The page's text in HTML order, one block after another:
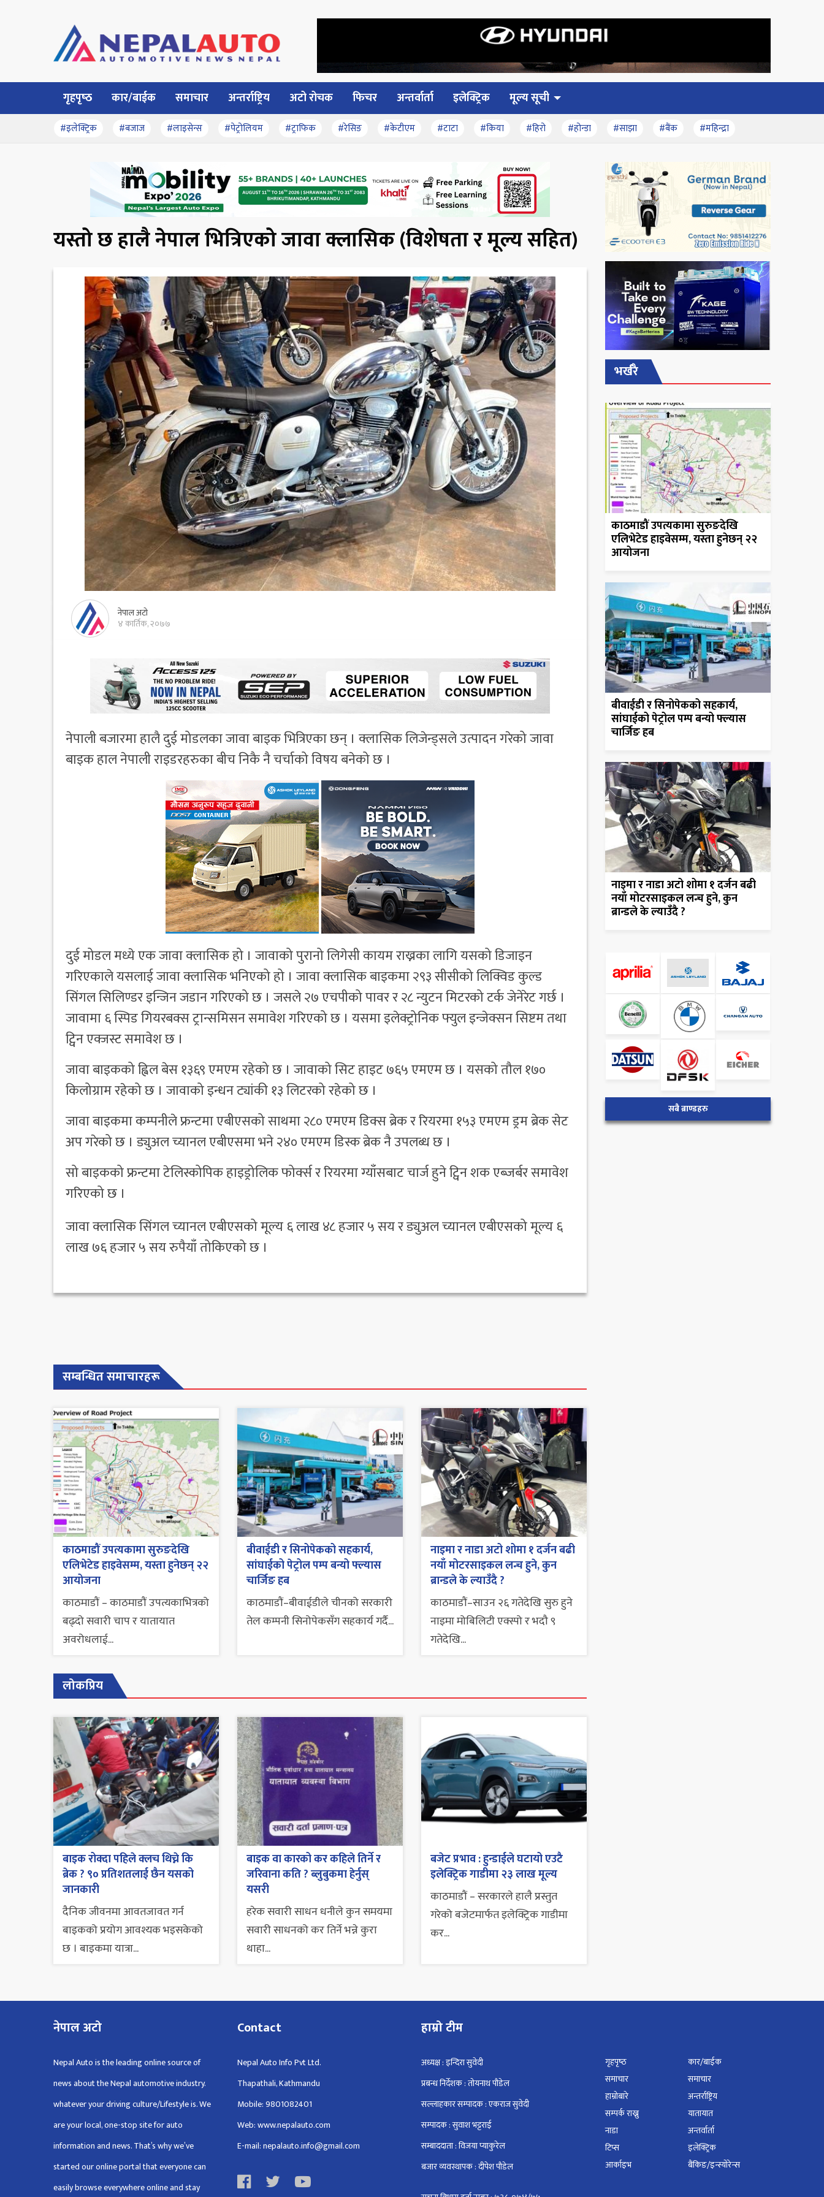
गृहपृष्‍ठ कार/बाईक समाचार अन्तर्राष्ट्रिय अटो रोचक फिचर अन्तर्वार्ता इलेक्ट्रिक मूल्य सूची
#इलेक्ट्रिक #बजाज #लाइसेन्स #पेट्रोलियम #ट्राफिक #रेसिङ #केटीएम #टाटा #किया #हिरो #होन्डा #साझा #बैंक #महिन्द्रा
यस्तो छ हालै नेपाल भित्रिएको जावा क्लासिक (विशेषता र मूल्य सहित)
नेपाल अटो
४ कार्तिक, २०७७
नेपाली बजारमा हालै दुई मोडलका जावा बाइक भित्रिएका छन् । क्लासिक लिजेन्ड्सले उत्पादन गरेको जावा
बाइक हाल नेपाली राइडरहरुका बीच निकै नै चर्चाको विषय बनेको छ ।
दुई मोडल मध्ये एक जावा क्लासिक हो । जावाको पुरानो लिगेसी कायम राख्नका लागि यसको डिजाइन
गरिएकाले यसलाई जावा क्लासिक भनिएको हो । जावा क्लासिक बाइकमा २९३ सीसीको लिक्विड कुल्ड
सिंगल सिलिण्डर इन्जिन जडान गरिएको छ । जसले २७ एचपीको पावर र २८ न्युटन मिटरको टर्क जेनेरेट गर्छ ।
जावामा ६ स्पिड गियरबक्स ट्रान्समिसन समावेश गरिएको छ । यसमा इलेक्ट्रोनिक फ्युल इन्जेक्सन सिष्टम तथा
ट्विन एक्जस्ट समावेश छ ।
जावा बाइकको ह्विल बेस १३६९ एमएम रहेको छ । जावाको सिट हाइट ७६५ एमएम छ । यसको तौल १७०
किलोग्राम रहेको छ । जावाको इन्धन ट्यांकी १३ लिटरको रहेको छ ।
जावा बाइकमा कम्पनीले फ्रन्टमा एबीएसको साथमा २८० एमएम डिक्स ब्रेक र रियरमा १५३ एमएम ड्रम ब्रेक सेट
अप गरेको छ । ड्युअल च्यानल एबीएसमा भने २४० एमएम डिस्क ब्रेक नै उपलब्ध छ ।
सो बाइकको फ्रन्टमा टेलिस्कोपिक हाइड्रोलिक फोर्क्स र रियरमा ग्याँसबाट चार्ज हुने ट्विन शक एब्जर्बर समावेश
गरिएको छ ।
जावा क्लासिक सिंगल च्यानल एबीएसको मूल्य ६ लाख ४८ हजार ५ सय र ड्युअल च्यानल एबीएसको मूल्य ६
लाख ७६ हजार ५ सय रुपैयाँ तोकिएको छ ।
सम्बन्धित समाचारहरू
काठमाडौं उपत्यकामा सुरुङदेखि
एलिभेटेड हाइवेसम्म, यस्ता हुनेछन् २२
आयोजना
काठमाडौं – काठमाडौं उपत्यकाभित्रको
बढ्दो सवारी चाप र यातायात
अवरोधलाई...
बीवाईडी र सिनोपेकको सहकार्य,
सांघाईको पेट्रोल पम्प बन्यो फ्ल्यास
चार्जिङ हब
काठमाडौं–बीवाईडीले चीनको सरकारी
तेल कम्पनी सिनोपेकसँग सहकार्य गर्दै...
नाइमा र नाडा अटो शोमा १ दर्जन बढी
नयाँ मोटरसाइकल लन्च हुने, कुन
ब्रान्डले के ल्याउँदै ?
काठमाडौं–साउन २६ गतेदेखि सुरु हुने
नाइमा मोबिलिटी एक्स्पो र भदौ ९
गतेदेखि...
लोकप्रिय
बाइक रोक्दा पहिले क्लच थिच्ने कि
ब्रेक ? ९० प्रतिशतलाई छैन यसको
जानकारी
दैनिक जीवनमा आवतजावत गर्न
बाइकको प्रयोग आवश्यक भइसकेको
छ । बाइकमा यात्रा...
बाइक वा कारको कर कहिले तिर्ने र
जरिवाना कति ? ब्लुबुकमा हेर्नुस्
यसरी
हरेक सवारी साधन धनीले कुन समयमा
सवारी साधनको कर तिर्ने भन्ने कुरा
थाहा...
बजेट प्रभाव : हुन्डाईले घटायो एउटै
इलेक्ट्रिक गाडीमा २३ लाख मूल्य
काठमाडौं – सरकारले हालै प्रस्तुत
गरेको बजेटमार्फत इलेक्ट्रिक गाडीमा
कर...
भर्खरै
काठमाडौं उपत्यकामा सुरुङदेखि
एलिभेटेड हाइवेसम्म, यस्ता हुनेछन् २२
आयोजना
बीवाईडी र सिनोपेकको सहकार्य,
सांघाईको पेट्रोल पम्प बन्यो फ्ल्यास
चार्जिङ हब
नाइमा र नाडा अटो शोमा १ दर्जन बढी
नयाँ मोटरसाइकल लन्च हुने, कुन
ब्रान्डले के ल्याउँदै ?
सबै ब्राण्डहरु
गृहपृष्‍ठ
समाचार
हाम्रोबारे
सम्पर्क राख्नु
नाडा
टिप्स
आर्काइभ
कार/बाईक
समाचार
अन्तर्राष्ट्रिय
यातायात
अन्तर्वार्ता
इलेक्ट्रिक
बैंकिङ/इन्स्योरेन्स
नेपाल अटो
Nepal Auto is the leading online source of
news about the Nepal automotive industry.
whatever your driving culture/Lifestyle is. We
are your local, one-stop site for auto
information and news. That’s why we’ve
started our online portal that everyone can
easily browse everywhere online and stay
Contact
Nepal Auto Info Pvt Ltd.
Thapathali, Kathmandu
Mobile: 9801082401
Web: www.nepalauto.com
E-mail: nepalauto.info@gmail.com
हाम्रो टीम
अध्यक्ष : इन्दिरा सुवेदी
प्रबन्ध निर्देशक : तोयनाथ पौडेल
सल्लाहकार सम्पादक : एकराज सुवेदी
सम्पादक : सुवाश भट्टराई
सम्बाददाता : विजया प्याकुरेल
बजार व्यवस्थापक : दीपेश पौडेल